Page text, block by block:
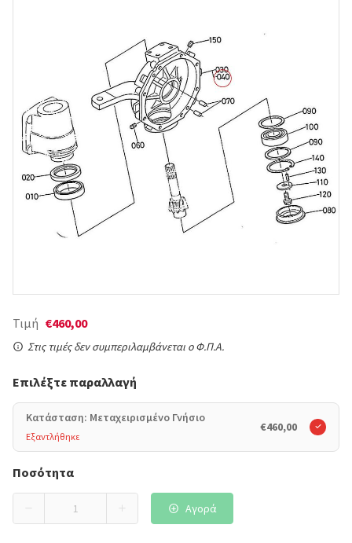
Τιμή €460,00
Στις τιμές δεν συμπεριλαμβάνεται ο Φ.Π.Α.
Επιλέξτε παραλλαγή
Κατάσταση: Μεταχειρισμένο Γνήσιο
Εξαντλήθηκε
€460,00
Ποσότητα
Αγορά